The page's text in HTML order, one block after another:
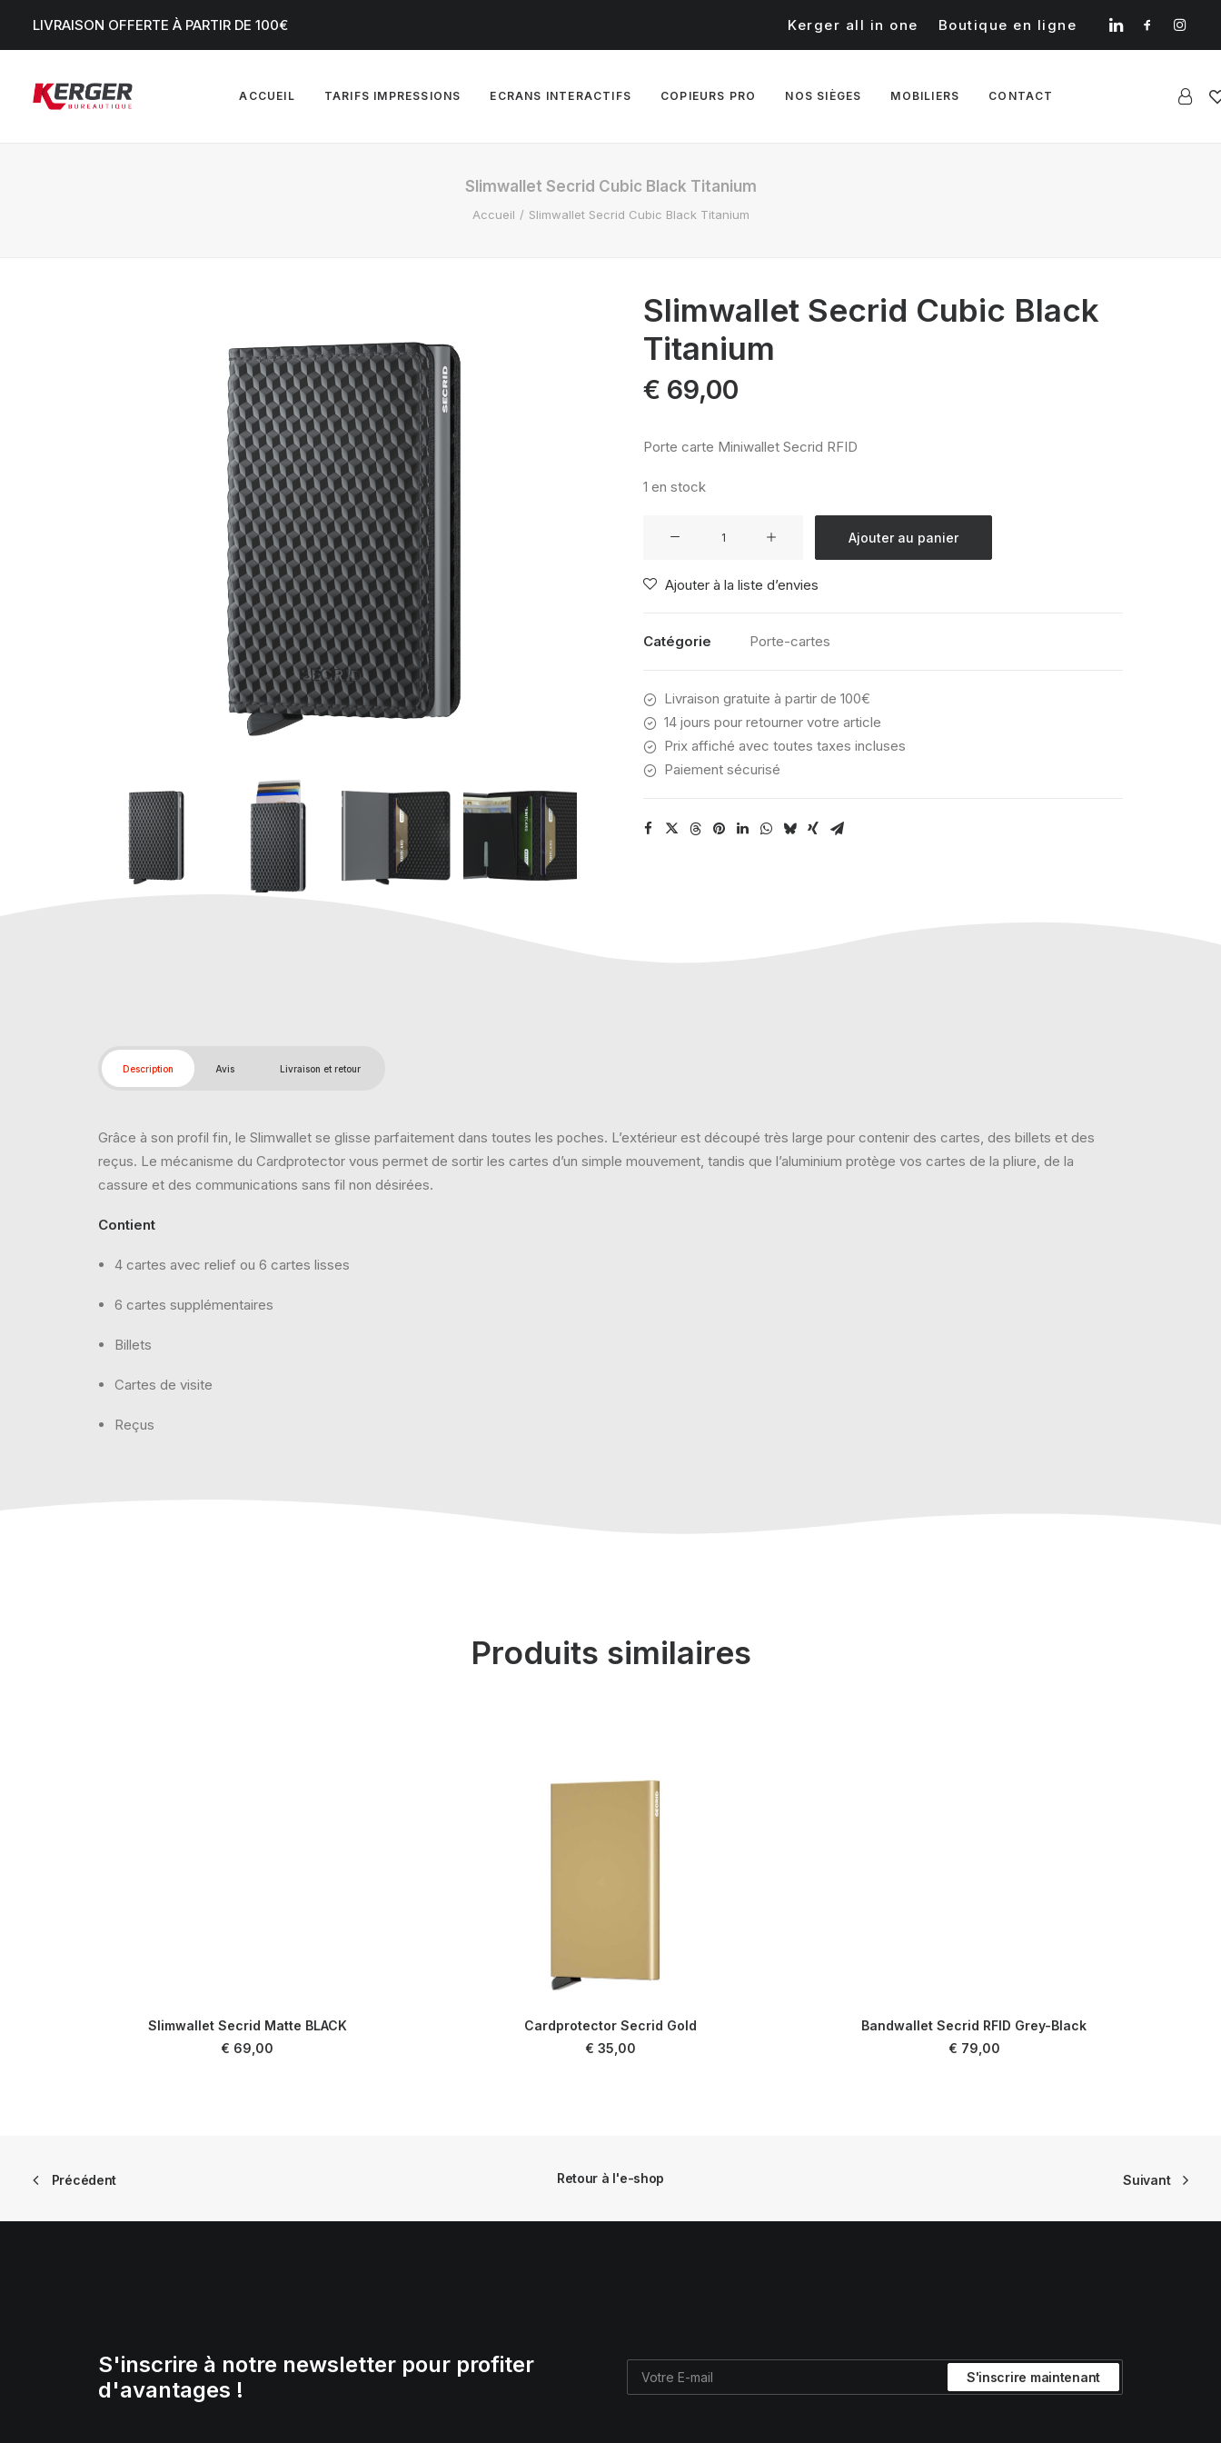
LIVRAISON OFFERTE À PARTIR DE 100€ Kerger all in one Boutique en ligne
ACCUEIL TARIFS IMPRESSIONS ECRANS INTERACTIFS COPIEURS PRO NOS SIÈGES MOBILIERS CONTACT
Slimwallet Secrid Cubic Black Titanium
Accueil Slimwallet Secrid Cubic Black Titanium
Slimwallet Secrid Cubic Black
Titanium
€ 69,00
Porte carte Miniwallet Secrid RFID
1 en stock
Secrid
Black
Ajouter au panier
Ajouter à la liste d’envies
Catégorie Porte-cartes
Livraison gratuite à partir de 100€
14 jours pour retourner votre article
Prix affiché avec toutes taxes incluses
Paiement sécurisé
Description Avis Livraison et retour
Grâce à son profil fin, le Slimwallet se glisse parfaitement dans toutes les poches. L’extérieur est découpé très large pour contenir des cartes, des billets et des
reçus. Le mécanisme du Cardprotector vous permet de sortir les cartes d’un simple mouvement, tandis que l’aluminium protège vos cartes de la pliure, de la
cassure et des communications sans fil non désirées.
Contient
4 cartes avec relief ou 6 cartes lisses
6 cartes supplémentaires
Billets
Cartes de visite
Reçus
Produits similaires
Slimwallet Secrid Matte BLACK
€ 69,00
Cardprotector Secrid Gold
€ 35,00
Bandwallet Secrid RFID Grey-Black
€ 79,00
Précédent Retour à l'e-shop Suivant
S'inscrire à notre newsletter pour profiter
d'avantages !